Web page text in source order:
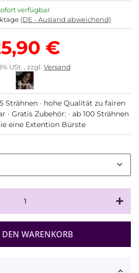
verfügbar
(DE - Ausland abweichend)
€
USt. , zzgl. Versand
Strähnen · hohe Qualität zu fairen
· Gratis Zubehör: · ab 100 Strähnen
eine Extention Bürste
WARENKORB